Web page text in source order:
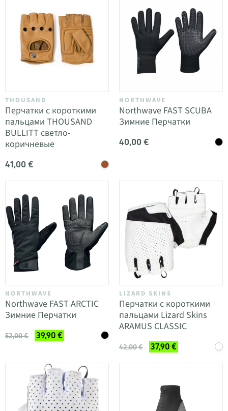
THOUSAND
Перчатки с короткими
пальцами THOUSAND
BULLITT светло-
коричневые
41,00 €
NORTHWAVE
Northwave FAST SCUBA
Зимние Перчатки
40,00 €
NORTHWAVE
Northwave FAST ARCTIC
Зимние Перчатки
52,00 € 39,90 €
LIZARD SKINS
Перчатки с короткими
пальцами Lizard Skins
ARAMUS CLASSIC
42,00 € 37,90 €